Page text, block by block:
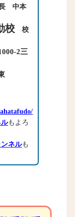
中本
校 校
2三
ルもよろ
ネルも